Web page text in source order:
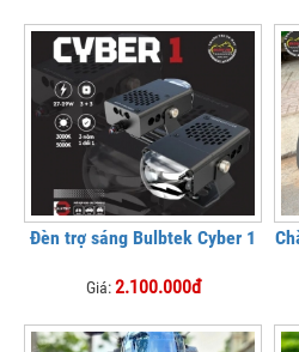
Đèn trợ sáng Bulbtek Cyber 1
Giá:2.100.000đ